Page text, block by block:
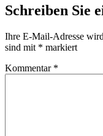
Schreiben Sie
Ihre E-Mail-Adresse
sind mit * markiert
Kommentar *